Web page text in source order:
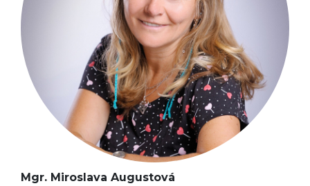
Mgr. Miroslava Augustová